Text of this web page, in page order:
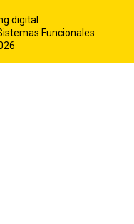
Funcionales
digital